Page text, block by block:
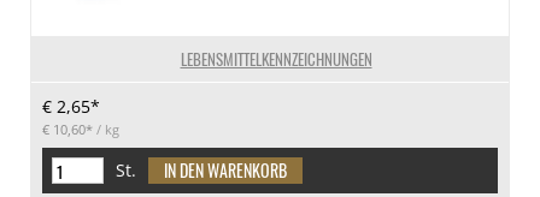
LEBENSMITTELKENNZEICHNUNGEN
€ 2,65*
€ 10,60* / kg
St.